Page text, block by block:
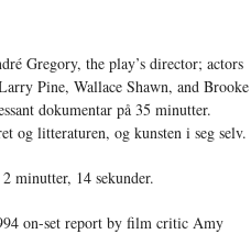
Gregory, the play’s director; actors
Pine, Wallace Shawn, and Brooke
dokumentar på 35 minutter.
og litteraturen, og kunsten i seg selv.
minutter, 14 sekunder.
on-set report by film critic Amy